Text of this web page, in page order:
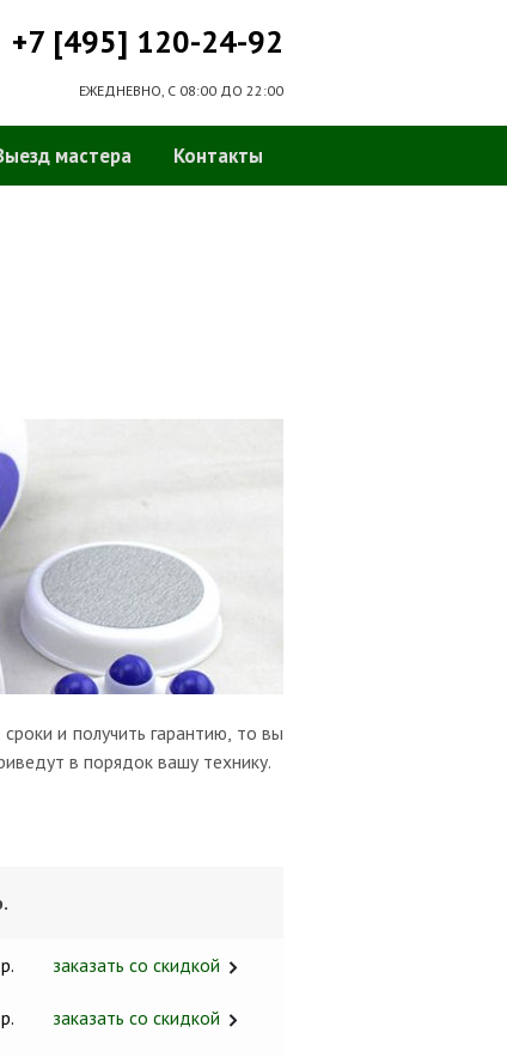
+7 [495] 120-24-92
ЕЖЕДНЕВНО, С 08:00 ДО 22:00
мастера Контакты
и получить гарантию, то вы
в порядок вашу технику.
заказать со скидкой
заказать со скидкой